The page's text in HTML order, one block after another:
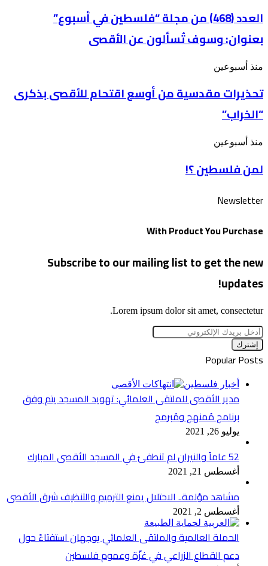
شعار
بينهم”
من
مجلة
“فلسطين
في
بعنوان: وسوف
عن
الأقصى
العدد (468) من مجلة “فلسطين في أسبوع”
بعنوان: وسوف تُسألون عن الأقصى
تحذيرات
من
أوسع
اقتحام
للأقصى
بذكرى
“الخراب”
منذ أسبوعين
تحذيرات مقدسية من أوسع اقتحام للأقصى بذكرى
“الخراب”
لمن
؟!
منذ أسبوعين
لمن فلسطين ؟!
Newsletter
With Product You Purchase
Subscribe to our mailing list to get the new
updates!
Lorem ipsum dolor sit amet, consectetur.
أدخل
بريدك
الإلكتروني
Popular Posts
أخبار فلسطين
مدير الأقصى للملتقى العلمائي: تهويد المسجد يتم وفق
برنامج مُمنهج ومُبرمج
يوليو 26, 2021
52 عاماً والنيران لم تنطفئ في المسجد الأقصى المبارك
أغسطس 21, 2021
مشاهد مؤلمة.. الاحتلال يمنع الترميم والتنظيف شرق الأقصى
أغسطس 2, 2021
الحملة العالمية والملتقى العلمائي يوجهان استفتاءً حول
دعم القطاع الزراعي في غزّة وعموم فلسطين